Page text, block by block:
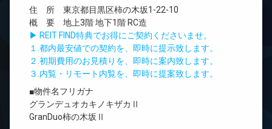
住 所 東京都目黒区柿の木坂1-22-10
概 要 地上3階 地下1階 RC造
▶ REIT FIND特典でお得にご契約くださいませ。
１.都内最安値での契約を、即時に提示致します。
２.初期費用のお見積りを、即時に案内致します。
３.内覧・リモート内覧を、即時に提案致します。
■物件名フリガナ
グランデュオカキノキザカⅡ
GranDuo柿の木坂Ⅱ